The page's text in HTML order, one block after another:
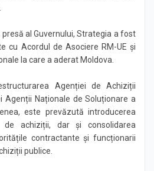
al Guvernului, Strategia a fost
cu Acordul de Asociere RM-UE şi
la care a aderat Moldova.
Agenției de Achiziții
Agenții Naționale de Soluționare a
este prevăzută introducerea
achiziții, dar şi consolidarea
contractante și funcționarii
publice.